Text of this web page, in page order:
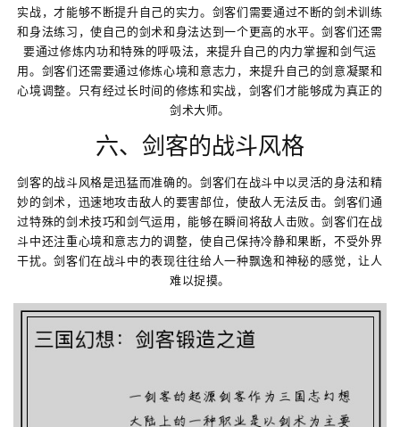
实战，才能够不断提升自己的实力。剑客们需要通过不断的剑术训练
和身法练习，使自己的剑术和身法达到一个更高的水平。剑客们还需
要通过修炼内功和特殊的呼吸法，来提升自己的内力掌握和剑气运
用。剑客们还需要通过修炼心境和意志力，来提升自己的剑意凝聚和
心境调整。只有经过长时间的修炼和实战，剑客们才能够成为真正的
剑术大师。
六、剑客的战斗风格
剑客的战斗风格是迅猛而准确的。剑客们在战斗中以灵活的身法和精
妙的剑术，迅速地攻击敌人的要害部位，使敌人无法反击。剑客们通
过特殊的剑术技巧和剑气运用，能够在瞬间将敌人击败。剑客们在战
斗中还注重心境和意志力的调整，使自己保持冷静和果断，不受外界
干扰。剑客们在战斗中的表现往往给人一种飘逸和神秘的感觉，让人
难以捉摸。